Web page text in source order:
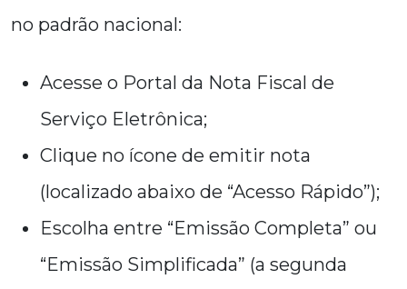
no padrão nacional:
Acesse o Portal da Nota Fiscal de
Serviço Eletrônica;
Clique no ícone de emitir nota
(localizado abaixo de “Acesso Rápido”);
Escolha entre “Emissão Completa” ou
“Emissão Simplificada” (a segunda